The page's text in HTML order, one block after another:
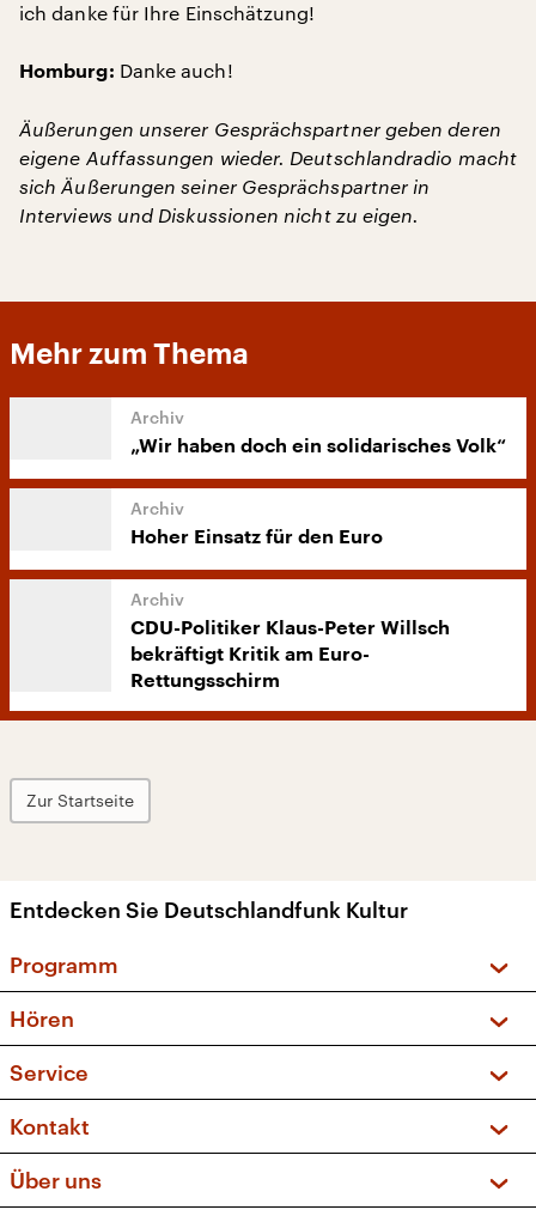
ich danke für Ihre Einschätzung!
Homburg: Danke auch!
Äußerungen unserer Gesprächspartner geben deren
eigene Auffassungen wieder. Deutschlandradio macht
sich Äußerungen seiner Gesprächspartner in
Interviews und Diskussionen nicht zu eigen.
Mehr zum Thema
„Wir haben doch ein solidarisches Volk“
Hoher Einsatz für den Euro
CDU-Politiker Klaus-Peter Willsch
bekräftigt Kritik am Euro-
Rettungsschirm
Zur Startseite
Entdecken Sie Deutschlandfunk Kultur
Programm
Sendungen und Podcasts
Musikliste
Kakadu – Das Kinderprogramm
Hören
Frequenzen (UKW + DAB+)
Service
FAQ
Apps
Newsletter
Kontakt
Social Media
Über uns